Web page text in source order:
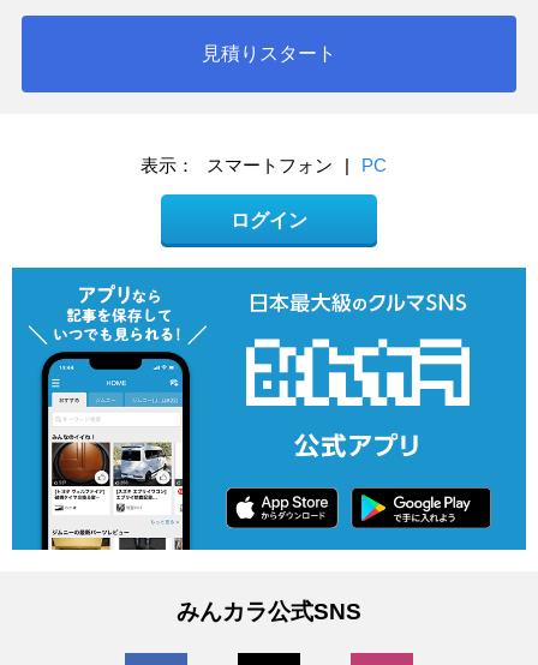
見積りスタート
表示： スマートフォン | PC
ログイン
みんカラ公式SNS